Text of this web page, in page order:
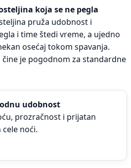
koja se ne pegla
pruža udobnost i
i time štedi vreme, a ujedno
osećaj tokom spavanja.
čine je pogodnom za standardne
udobnost
prozračnost i prijatan
noći.